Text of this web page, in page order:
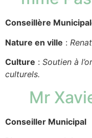
Conseillère
Nature en ville :
Culture : Soutien à
culturels.
Mr
Conseiller Municipal